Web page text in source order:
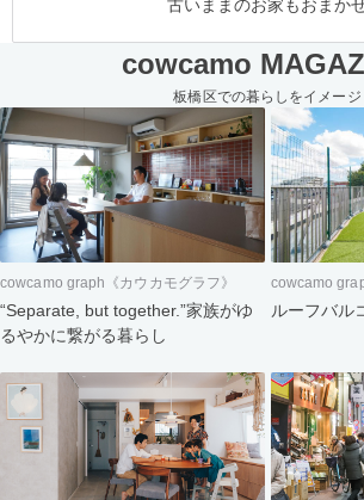
古いままのお家もおまか
cowcamo
板橋区での暮らしをイメージ
cowcamo graph《カウカモグラフ》
“Separate, but together.”家族がゆ
るやかに繋がる暮らし
cowcamo
ルーフバル